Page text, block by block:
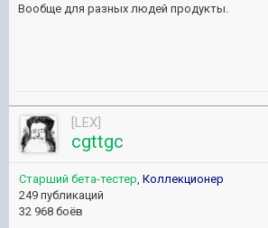
Вообще для разных людей продукты.
[LEX]
cgttgc
Старший бета-тестер, Коллекционер
249 публикаций
32 968 боёв